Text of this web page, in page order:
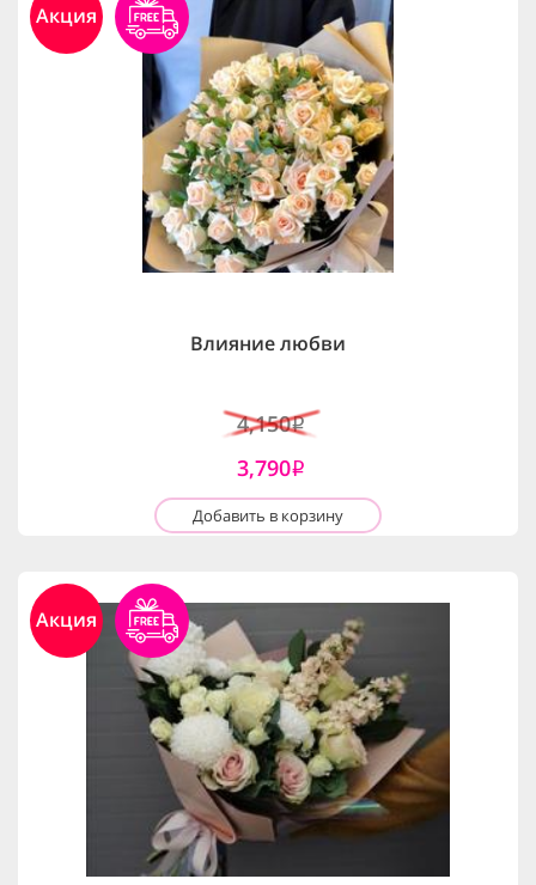
Акция
Влияние любви
4,150i
3,790i
Добавить в корзину
Акция